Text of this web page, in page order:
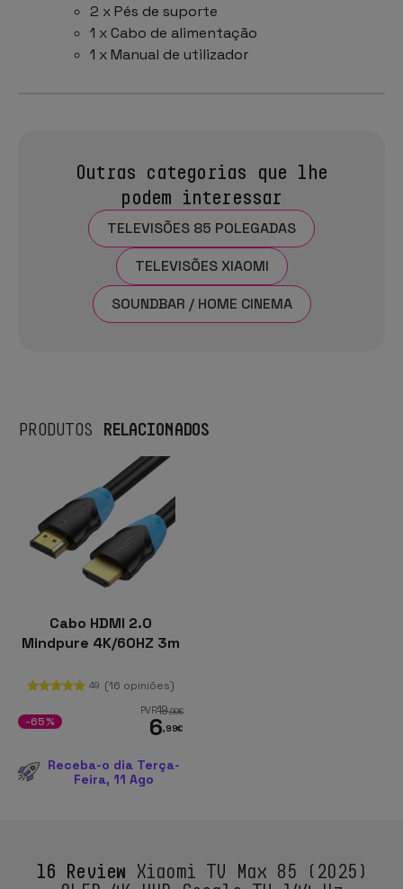
2 x Pés de suporte
1 x Cabo de alimentação
1 x Manual de utilizador
Outras categorias que lhe
podem interessar
TELEVISÕES 85 POLEGADAS
TELEVISÕES XIAOMI
SOUNDBAR / HOME CINEMA
PRODUTOS RELACIONADOS
Cabo HDMI 2.0
Mindpure 4K/60HZ 3m
49 (16 opiniões)
PVR19,99€
6,99€
-65%
Receba-o dia Terça-
Feira, 11 Ago
16 Review Xiaomi TV Max 85 (2025)